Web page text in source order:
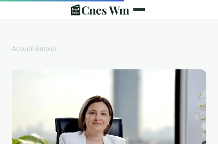
📰Cncs Wm
Accueil›Emploi